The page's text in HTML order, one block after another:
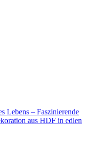
Lebens – Faszinierende
aus HDF in edlen